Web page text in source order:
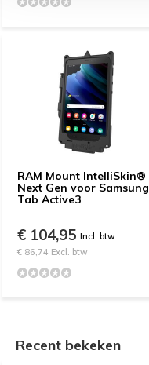
RAM Mount IntelliSkin®
Next Gen voor Samsung
Tab Active3
€ 104,95 Incl. btw
€ 86,74 Excl. btw
Recent bekeken